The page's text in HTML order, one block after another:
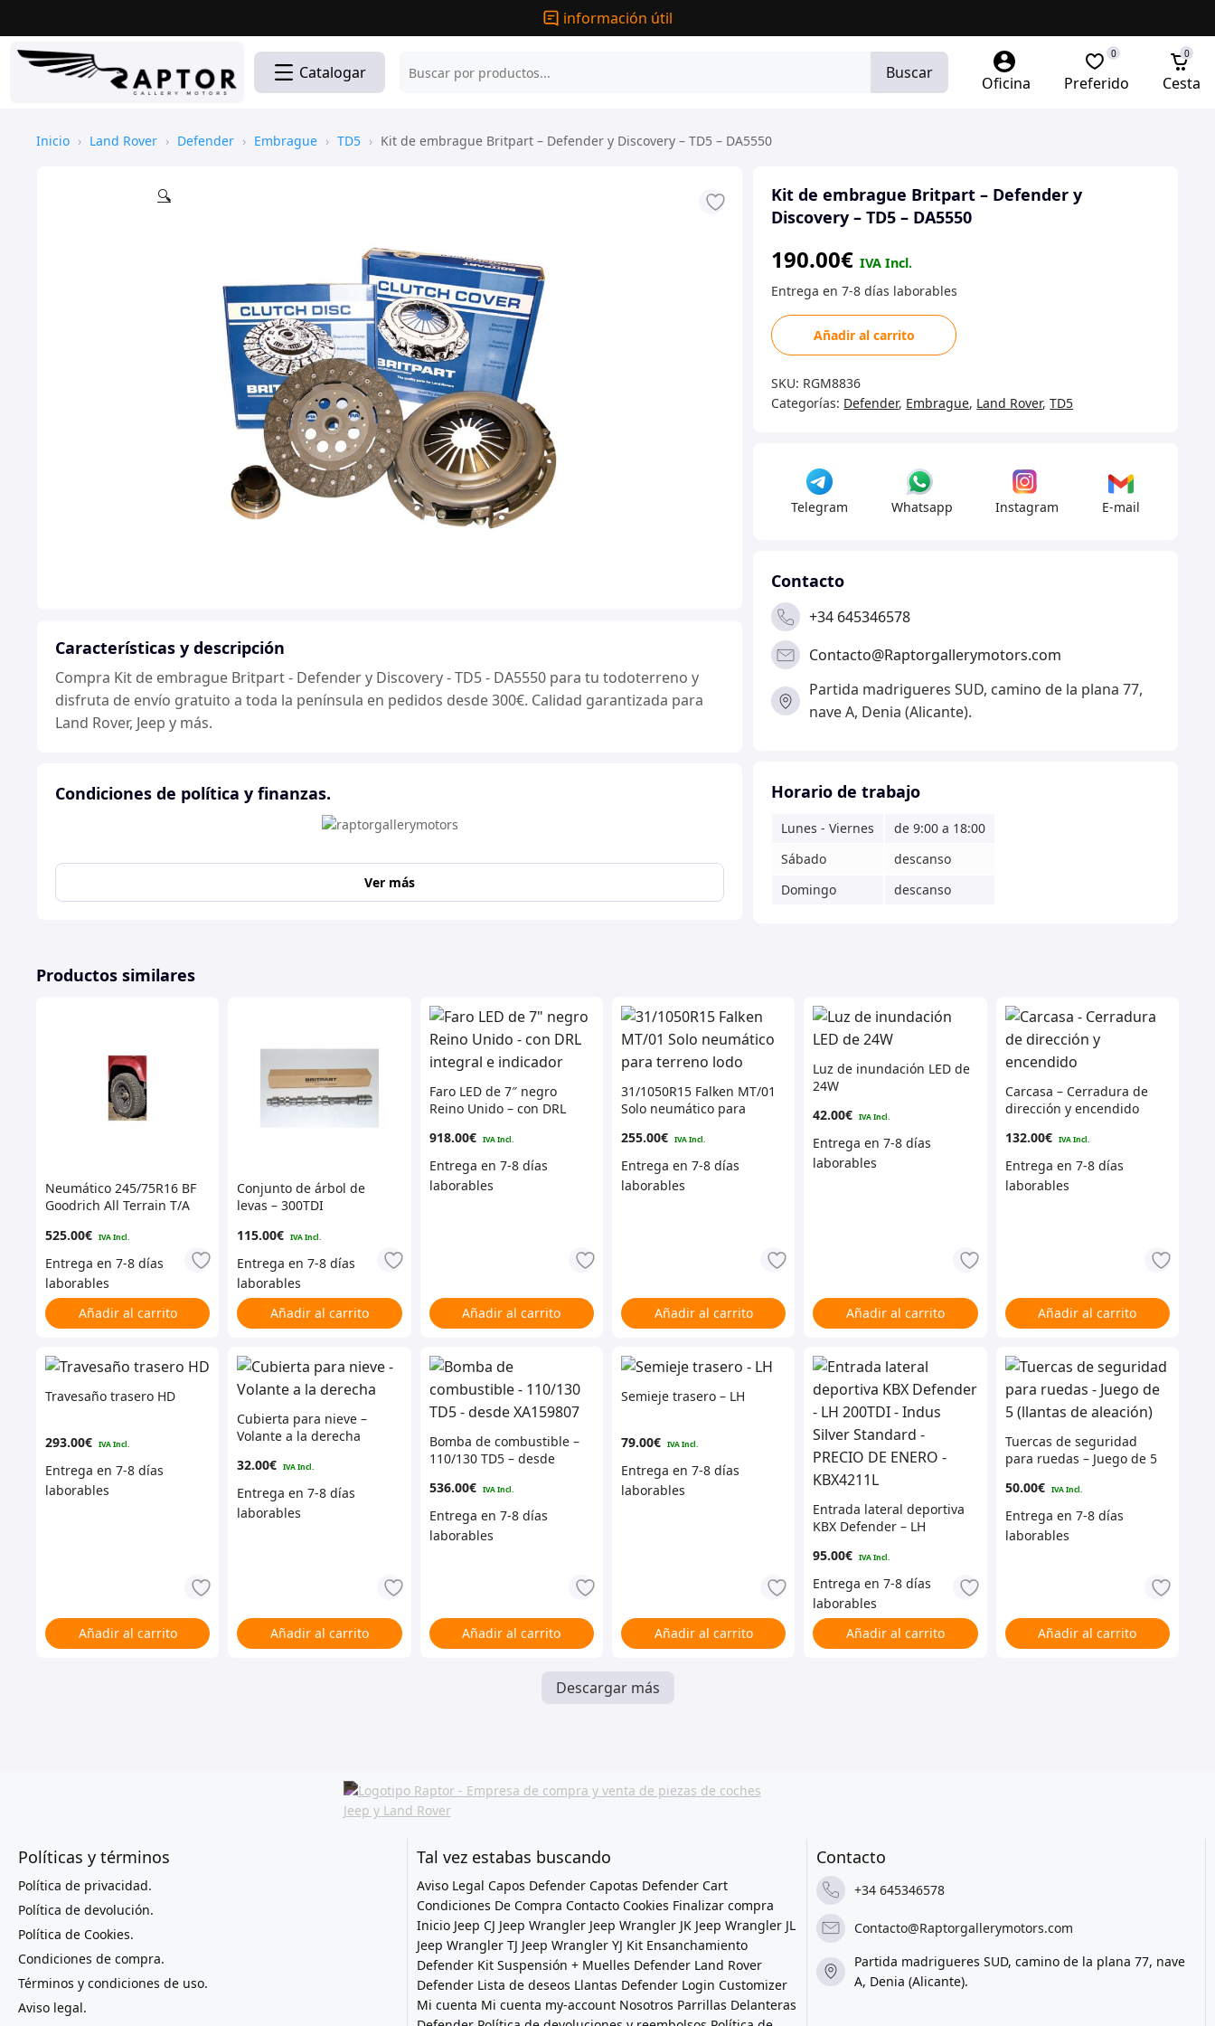
información útil
Catalogar Buscar
Oficina Preferido
0
Cesta
0
Inicio › Land Rover › Defender › Embrague › TD5 › Kit de embrague Britpart – Defender y Discovery – TD5 – DA5550
🔍
Características y descripción
Compra Kit de embrague Britpart - Defender y Discovery - TD5 - DA5550 para tu todoterreno y
disfruta de envío gratuito a toda la península en pedidos desde 300€. Calidad garantizada para
Land Rover, Jeep y más.
Condiciones de política y finanzas.
Ver más
Kit de embrague Britpart – Defender y
Discovery – TD5 – DA5550
190.00€
Kit
de
Britpart
Discovery
DA5550
Añadir al carrito
SKU: RGM8836
Categorías: Defender, Embrague, Land Rover,TD5
Telegram Whatsapp Instagram E-mail
Contacto
+34 645346578
Contacto@Raptorgallerymotors.com
Partida madrigueres SUD, camino de la plana 77,
nave A, Denia (Alicante).
Horario de trabajo
Lunes - Viernes
de 9:00 a 18:00
Sábado
descanso
Domingo
descanso
Productos similares
Neumático 245/75R16 BF
Goodrich All Terrain T/A
equilibrado sobre
modular antracita de
16×7 pulgadas – Escritura
en el exterior
525.00€
Añadir al carrito
Conjunto de árbol de
levas – 300TDI
115.00€
Añadir al carrito
Faro LED de 7″ negro
Reino Unido – con DRL
918.00€
Añadir al carrito
31/1050R15 Falken MT/01
Solo neumático para
255.00€
Añadir al carrito
Luz de inundación LED de
24W
42.00€
Añadir al carrito
Carcasa – Cerradura de
dirección y encendido
132.00€
Añadir al carrito
Travesaño trasero HD
293.00€
Añadir al carrito
Cubierta para nieve –
Volante a la derecha
32.00€
Añadir al carrito
Bomba de combustible –
110/130 TD5 – desde
536.00€
Añadir al carrito
Semieje trasero – LH
79.00€
Añadir al carrito
Entrada lateral deportiva
KBX Defender – LH
Standard – PRECIO DE
ENERO – KBX4211L
95.00€
Añadir al carrito
Tuercas de seguridad
para ruedas – Juego de 5
50.00€
Añadir al carrito
Descargar más
Políticas y términos
Política de privacidad.
Política de devolución.
Política de Cookies.
Condiciones de compra.
Términos y condiciones de uso.
Aviso legal.
Tal vez estabas buscando
Aviso Legal Capos Defender Capotas Defender Cart
Condiciones De Compra Contacto Cookies Finalizar compra
Inicio Jeep CJ Jeep Wrangler Jeep Wrangler JK Jeep Wrangler JL
Jeep Wrangler TJ Jeep Wrangler YJ Kit Ensanchamiento
Defender Kit Suspensión + Muelles Defender Land Rover
Defender Lista de deseos Llantas Defender Login Customizer
Mi cuenta Mi cuenta my-account Nosotros Parrillas Delanteras
Contacto
+34 645346578
Contacto@Raptorgallerymotors.com
Partida madrigueres SUD, camino de la plana 77, nave
A, Denia (Alicante).